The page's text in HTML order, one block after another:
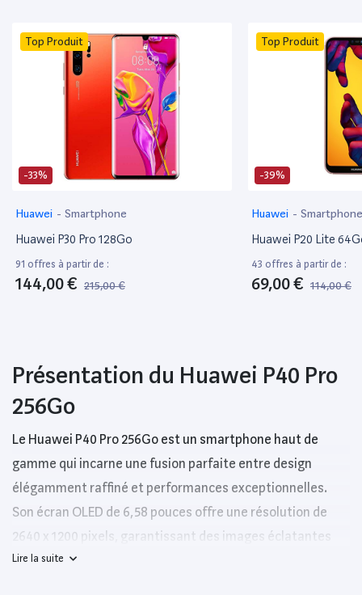
-33%
Top Produit
Huawei - Smartphone
Huawei P30 Pro 128Go
91 offres à partir de :
144,00 € 215,00 €
-39%
Top Produit
Huawei -
Huawei P20 Lite
43 offres à partir de :
69,00 € 114,00 €
Présentation du Huawei P40 Pro
256Go
Le Huawei P40 Pro 256Go est un smartphone haut de
gamme qui incarne une fusion parfaite entre design
élégamment raffiné et performances exceptionnelles.
Son écran OLED de 6,58 pouces offre une résolution de
2640 x 1200 pixels, garantissant des images éclatantes
avec des couleurs vives et des contrastes saisissants.
Lire la suite